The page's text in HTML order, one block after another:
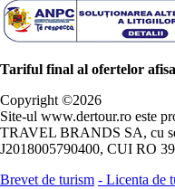
Tariful final al ofertelor
Copyright ©2026
Site-ul www.dertour.ro este
TRAVEL BRANDS SA, cu
J2018005790400, CUI RO
Brevet de turism - Licenta de